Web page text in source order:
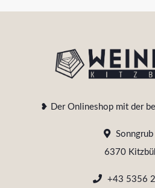
❥ Der Onlineshop mit der
6370
+43 5356